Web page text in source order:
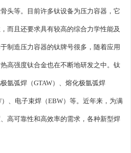
头等。目前许多钛设备为压力容器，它
而且还要求具有较高的综合力学性能及
制造压力容器的钛牌号很多，随着应用
高强度钛合金也在不断地研发之中。钛
氩弧焊（GTAW）、熔化极氩弧焊
）、电子束焊（EBW）等。近年来，为满
高可靠性和高效率的需求，各种新型焊